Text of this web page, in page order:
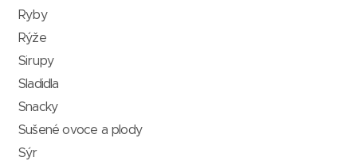
Ryby
Rýže
Sirupy
Sladidla
Snacky
Sušené ovoce a plody
Sýr